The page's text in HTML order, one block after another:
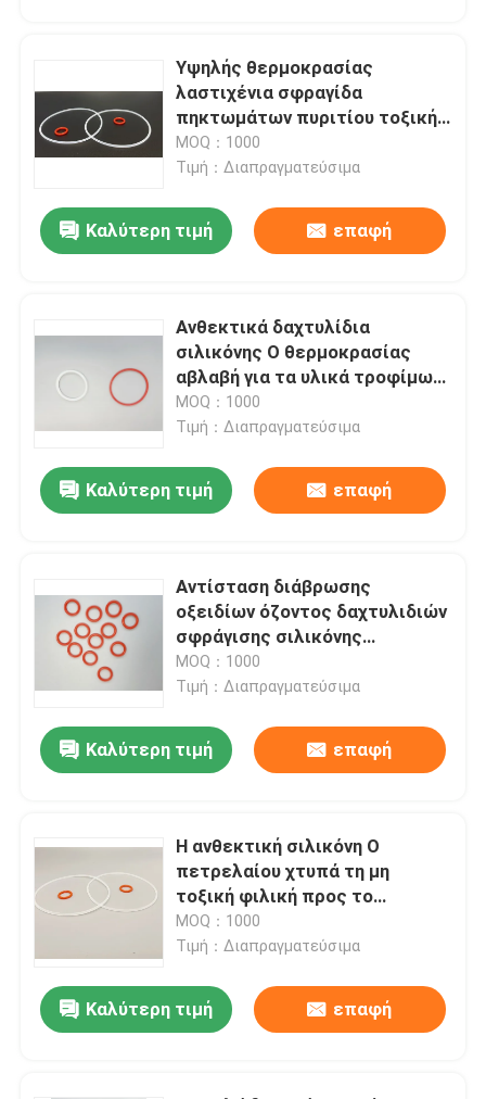
Βίντεο
Γύρος εργοστασίων
Ποιοτικός έλεγχος
επαφή
Νέα
λαστιχένια δαχτυλίδια ο
Δαχτυλίδια NBR Ο
Δαχτυλίδια FKM Ο
Δαχτυλίδια σιλικόνης Ο
epdm δαχτυλίδια ο
Σφραγίδες Walform
Υψηλής θερμοκρασίας
λαστιχένια σφραγίδα
πηκτωμάτων πυριτίου τοξική
ηλεκτρική μόνωση 60 - 70
Harndess μη
MOQ：1000
Τιμή：Διαπραγματεύσιμα
Καλύτερη τιμή επαφή
Ανθεκτικά δαχτυλίδια
σιλικόνης Ο θερμοκρασίας
αβλαβή για τα υλικά τροφίμων
διαδικασίας
MOQ：1000
Τιμή：Διαπραγματεύσιμα
Καλύτερη τιμή επαφή
Αντίσταση διάβρωσης
οξειδίων όζοντος δαχτυλιδιών
σφράγισης σιλικόνης
σκληρότητας Si 60-70
MOQ：1000
Τιμή：Διαπραγματεύσιμα
Καλύτερη τιμή επαφή
Η ανθεκτική σιλικόνη Ο
πετρελαίου χτυπά τη μη
τοξική φιλική προς το
περιβάλλον σκληρότητα 60-70
MOQ：1000
Τιμή：Διαπραγματεύσιμα
Καλύτερη τιμή επαφή